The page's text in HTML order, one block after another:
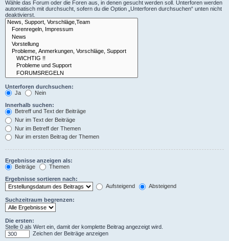
Wähle das Forum oder die Foren aus, in denen gesucht werden soll. Unterforen werden
automatisch mit durchsucht, sofern du die Option „Unterforen durchsuchen“ unten nicht
deaktivierst.
Unterforen durchsuchen:
Ja
Nein
Innerhalb suchen:
Betreff und Text der Beiträge
Nur im Text der Beiträge
Nur im Betreff der Themen
Nur im ersten Beitrag der Themen
Ergebnisse anzeigen als:
Beiträge
Themen
Ergebnisse sortieren nach:
Aufsteigend
Absteigend
Suchzeitraum begrenzen:
Die ersten:
Stelle 0 als Wert ein, damit der komplette Beitrag angezeigt wird.
Zeichen der Beiträge anzeigen